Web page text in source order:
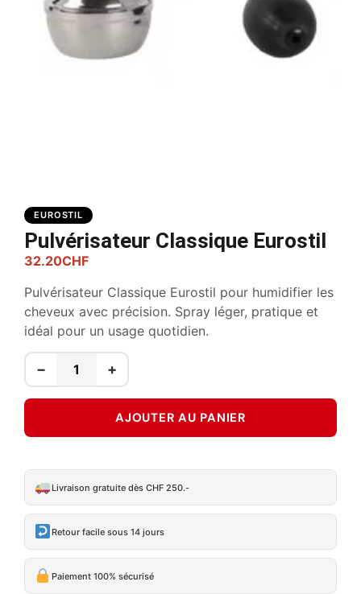
EUROSTIL
Pulvérisateur Classique Eurostil
32.20CHF
Pulvérisateur Classique Eurostil pour humidifier les
cheveux avec précision. Spray léger, pratique et
idéal pour un usage quotidien.
− +
AJOUTER AU PANIER
Livraison gratuite dès CHF 250.-
Retour facile sous 14 jours
Paiement 100% sécurisé